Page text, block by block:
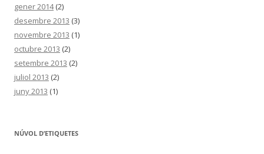
gener 2014(2)
desembre 2013 (3)
novembre 2013 (1)
octubre 2013 (2)
setembre 2013 (2)
juliol 2013 (2)
juny 2013 (1)
NÚVOL D’ETIQUETES